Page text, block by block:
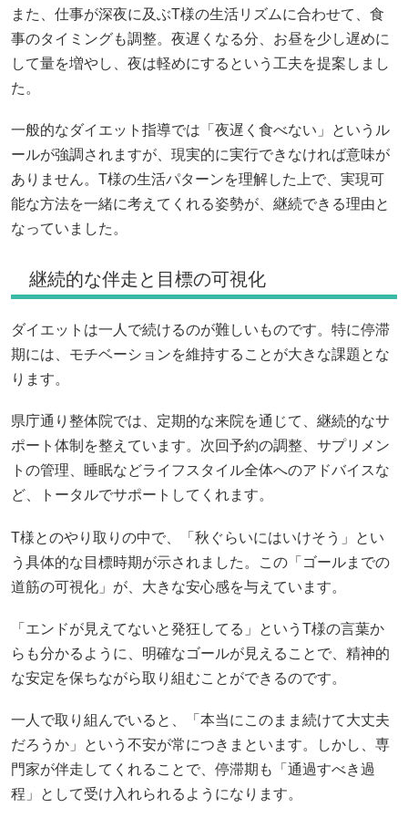
また、仕事が深夜に及ぶT様の生活リズムに合わせて、食
事のタイミングも調整。夜遅くなる分、お昼を少し遅めに
して量を増やし、夜は軽めにするという工夫を提案しまし
た。
一般的なダイエット指導では「夜遅く食べない」というル
ールが強調されますが、現実的に実行できなければ意味が
ありません。T様の生活パターンを理解した上で、実現可
能な方法を一緒に考えてくれる姿勢が、継続できる理由と
なっていました。
継続的な伴走と目標の可視化
ダイエットは一人で続けるのが難しいものです。特に停滞
期には、モチベーションを維持することが大きな課題とな
ります。
県庁通り整体院では、定期的な来院を通じて、継続的なサ
ポート体制を整えています。次回予約の調整、サプリメン
トの管理、睡眠などライフスタイル全体へのアドバイスな
ど、トータルでサポートしてくれます。
T様とのやり取りの中で、「秋ぐらいにはいけそう」とい
う具体的な目標時期が示されました。この「ゴールまでの
道筋の可視化」が、大きな安心感を与えています。
「エンドが見えてないと発狂してる」というT様の言葉か
らも分かるように、明確なゴールが見えることで、精神的
な安定を保ちながら取り組むことができるのです。
一人で取り組んでいると、「本当にこのまま続けて大丈夫
だろうか」という不安が常につきまといます。しかし、専
門家が伴走してくれることで、停滞期も「通過すべき過
程」として受け入れられるようになります。